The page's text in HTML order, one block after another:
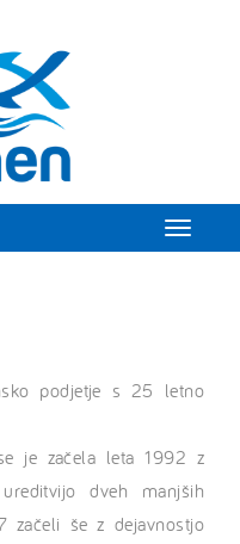
Toggle
podjetje s 25 letno
je začela leta 1992 z
dveh manjših
začeli še z dejavnostjo